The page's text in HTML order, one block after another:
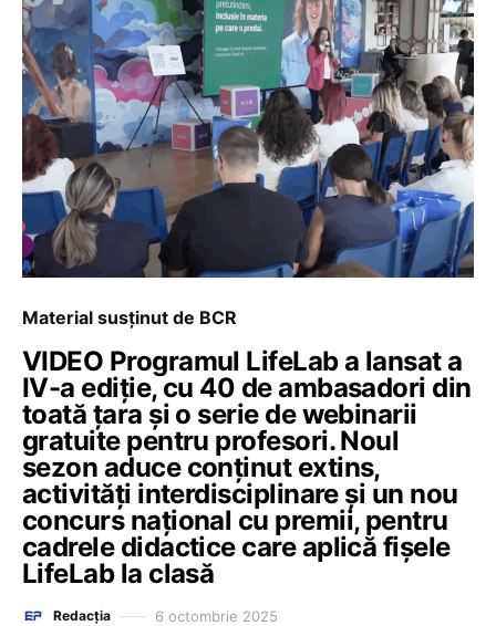
Material susținut de BCR
VIDEO Programul LifeLab a lansat a
IV-a ediție, cu 40 de ambasadori din
toată țara și o serie de webinarii
gratuite pentru profesori. Noul
sezon aduce conținut extins,
activități interdisciplinare și un nou
concurs național cu premii, pentru
cadrele didactice care aplică fișele
LifeLab la clasă
Redacția 6 octombrie 2025